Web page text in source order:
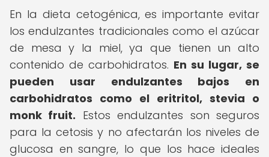
En la dieta cetogénica, es importante evitar
los endulzantes tradicionales como el azúcar
de mesa y la miel, ya que tienen un alto
contenido de carbohidratos. En su lugar, se
pueden usar endulzantes bajos en
carbohidratos como el eritritol, stevia o
monk fruit. Estos endulzantes son seguros
para la cetosis y no afectarán los niveles de
glucosa en sangre, lo que los hace ideales